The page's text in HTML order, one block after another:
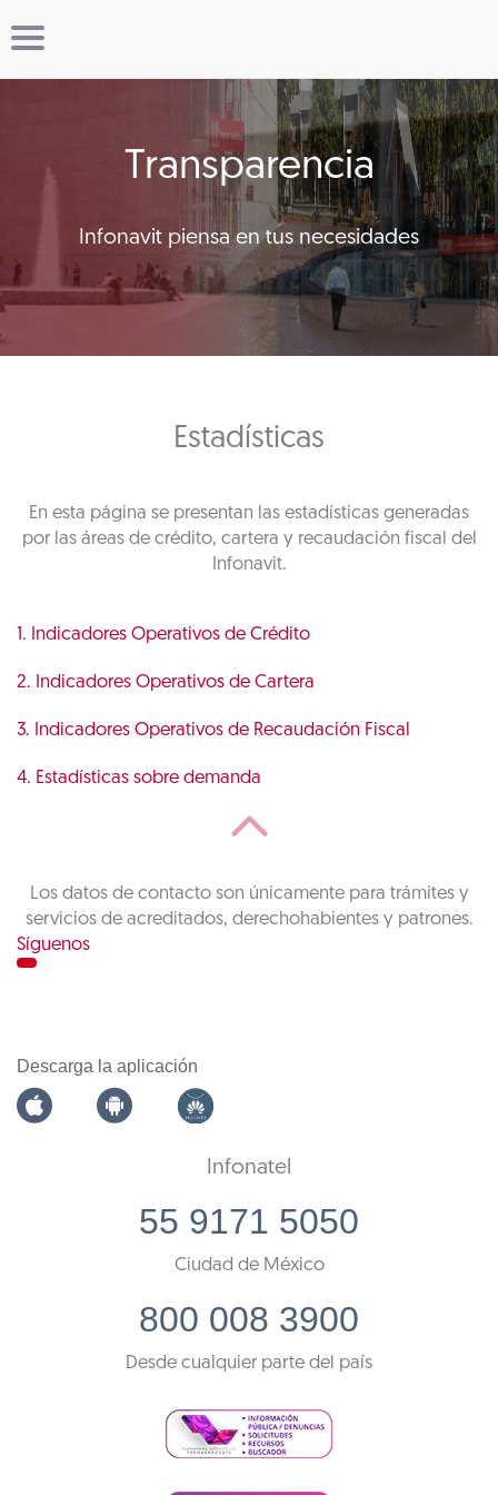
Transparencia
Infonavit piensa en tus necesidades
Estadísticas
En esta página se presentan las estadísticas generadas
por las áreas de crédito, cartera y recaudación fiscal del
Infonavit.
1. Indicadores Operativos de Crédito
2. Indicadores Operativos de Cartera
3. Indicadores Operativos de Recaudación Fiscal
4. Estadísticas sobre demanda
Los datos de contacto son únicamente para trámites y
servicios de acreditados, derechohabientes y patrones.
Síguenos
Descarga la aplicación
Infonatel
55 9171 5050
Ciudad de México
800 008 3900
Desde cualquier parte del país